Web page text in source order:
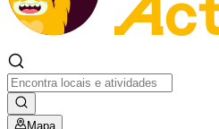
Mapa